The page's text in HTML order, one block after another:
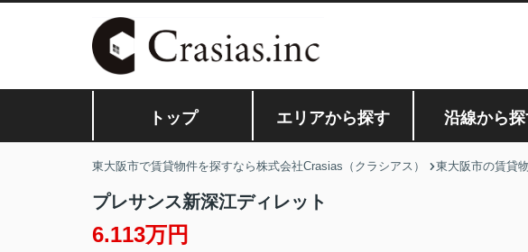
トップ エリアから探す 沿線から
東大阪市で賃貸物件を探すなら株式会社Crasias（クラシアス） 東大阪市の賃貸
プレサンス新深江ディレット
6.113万円